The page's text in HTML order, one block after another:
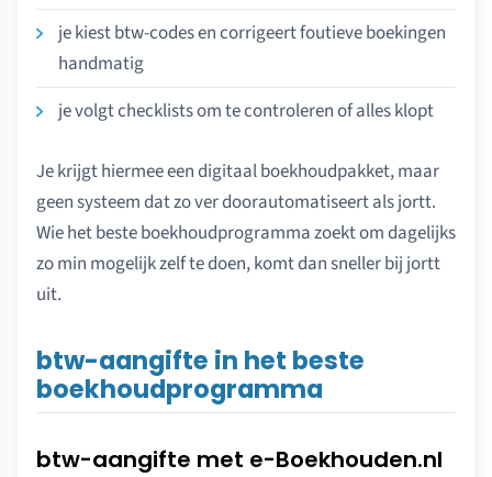
je kiest btw-codes en corrigeert foutieve boekingen
handmatig
je volgt checklists om te controleren of alles klopt
Je krijgt hiermee een digitaal boekhoudpakket, maar
geen systeem dat zo ver doorautomatiseert als jortt.
Wie het beste boekhoudprogramma zoekt om dagelijks
zo min mogelijk zelf te doen, komt dan sneller bij jortt
uit.
btw-aangifte in het beste
boekhoudprogramma
btw-aangifte met e-Boekhouden.nl